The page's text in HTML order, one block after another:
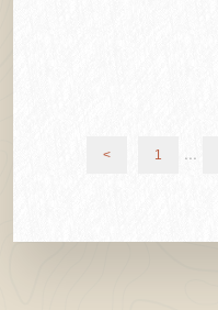
< 1 ...